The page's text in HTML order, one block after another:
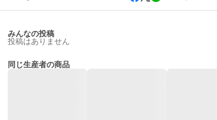
みんなの投稿
投稿はありません
同じ生産者の商品